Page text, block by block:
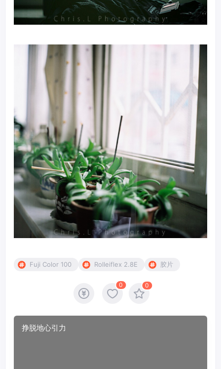
Fuji Color 100 Rolleiflex 2.8E 胶片
0 0
挣脱地心引力